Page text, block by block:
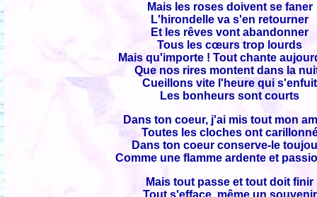
Mais les roses doivent se faner
L'hirondelle va s'en retourner
Et les rêves vont abandonner
Tous les cœurs trop lourds
Mais qu'importe ! Tout chante
Que nos rires montent dans la
Cueillons vite l'heure qui s'enfuit
Les bonheurs sont courts
Dans ton coeur, j'ai mis tout mon
Toutes les cloches ont
Dans ton coeur conserve-le
Comme une flamme ardente et
Mais tout passe et tout doit finir